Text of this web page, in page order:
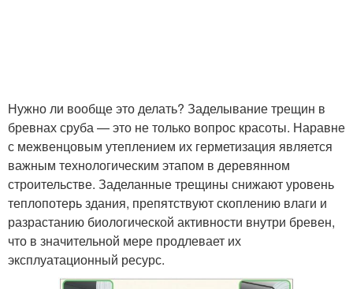
Нужно ли вообще это делать? Заделывание трещин в
бревнах сруба — это не только вопрос красоты. Наравне
с межвенцовым утеплением их герметизация является
важным технологическим этапом в деревянном
строительстве. Заделанные трещины снижают уровень
теплопотерь здания, препятствуют скоплению влаги и
разрастанию биологической активности внутри бревен,
что в значительной мере продлевает их
эксплуатационный ресурс.